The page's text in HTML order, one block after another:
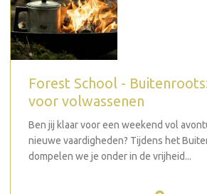
Forest School -
voor volwassenen
Ben jij klaar voor een weekend vol
nieuwe vaardigheden? Tijdens het
dompelen we je onder in de vrijheid...